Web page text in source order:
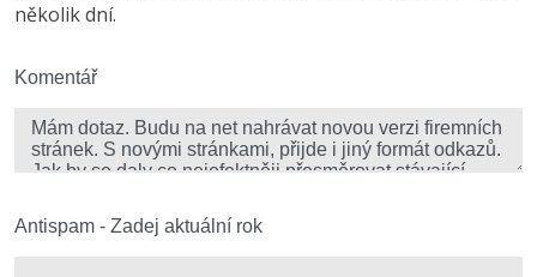
Fórum
Kybernetická bezpečnost
několik dní.
Komentář
Antispam - Zadej aktuální rok